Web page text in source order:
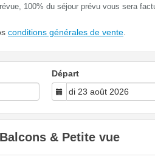
100% du séjour prévu vous sera
conditions générales de vente
Départ
& Petite vue